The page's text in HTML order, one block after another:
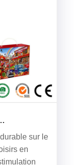
sur le
en